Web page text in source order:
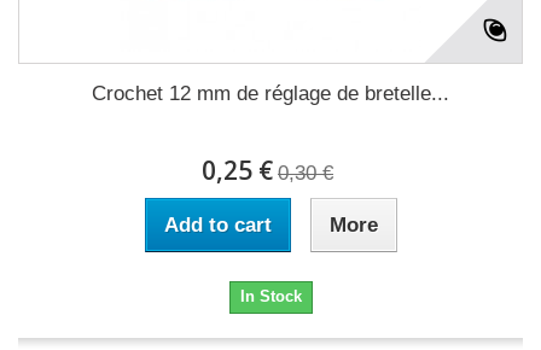
Crochet 12 mm de réglage de bretelle...
0,25 € 0,30 €
Add to cart More
In Stock